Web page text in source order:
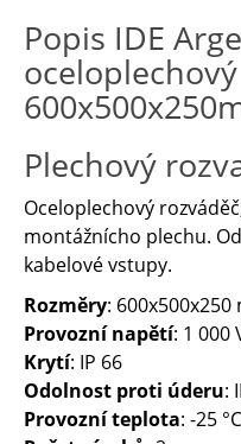
Popis IDE
Plechový
Oceloplechový
montážnícho plechu.
kabelové vstupy.
Rozměry: 600x500x250
Provozní napětí: 1 000
Krytí: IP 66
Odolnost proti úderu:
Provozní teplota: -25